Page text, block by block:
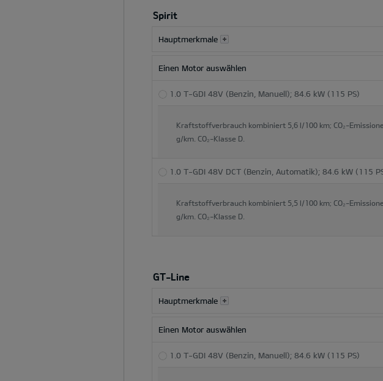
Spirit
Hauptmerkmale
Einen Motor auswählen
1.0 T-GDI 48V (Benzin, Manuell); 84.6 kW (115 PS)
Kraftstoffverbrauch kombiniert 5,6 l/100 km; CO₂-
g/km. CO₂-Klasse D.
1.0 T-GDI 48V DCT (Benzin, Automatik); 84.6 kW (115
Kraftstoffverbrauch kombiniert 5,5 l/100 km; CO₂-
g/km. CO₂-Klasse D.
GT-Line
Hauptmerkmale
Einen Motor auswählen
1.0 T-GDI 48V (Benzin, Manuell); 84.6 kW (115 PS)